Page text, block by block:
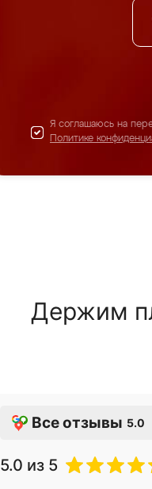
Я соглашаюсь на
Политике
Держим
Все отзывы 5.0
5.0 из 5